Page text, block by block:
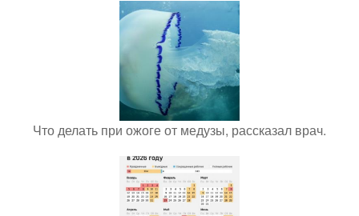
Что делать при ожоге от медузы, рассказал врач.